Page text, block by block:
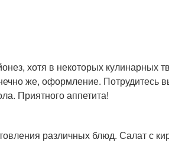
хотя в некоторых кулинарных
же, оформление. Потрудитесь
Приятного аппетита!
различных блюд. Салат с